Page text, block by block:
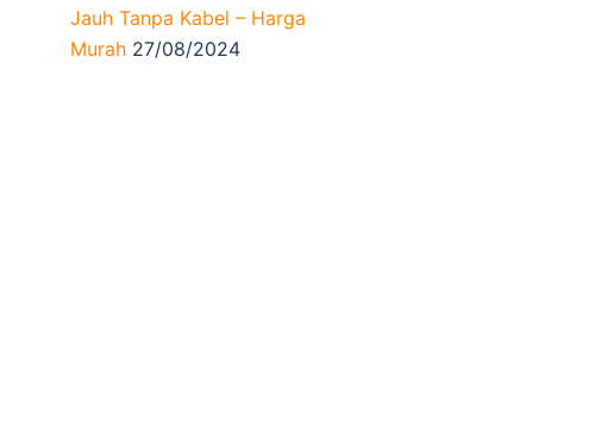
Jauh Tanpa Kabel – Harga
Murah 27/08/2024